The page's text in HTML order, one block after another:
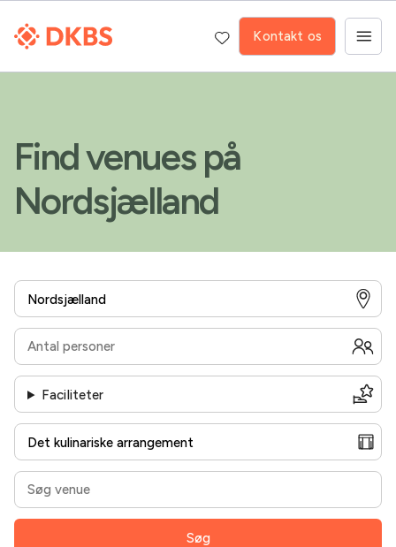
Kontakt os
Find venues på
Nordsjælland
Faciliteter
Søg